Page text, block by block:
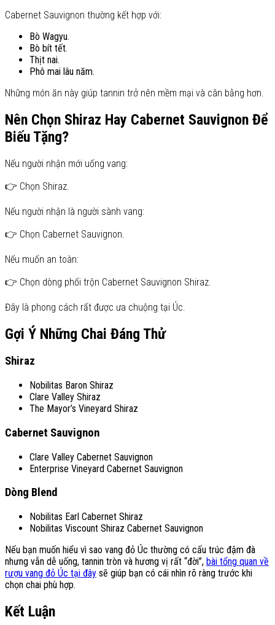
Cabernet Sauvignon thường kết hợp với:
Bò Wagyu.
Bò bít tết.
Thịt nai.
Phô mai lâu năm.
Những món ăn này giúp tannin trở nên mềm mại và cân bằng hơn.
Nên Chọn Shiraz Hay Cabernet Sauvignon Để
Biếu Tặng?
Nếu người nhận mới uống vang:
👉 Chọn Shiraz.
Nếu người nhận là người sành vang:
👉 Chọn Cabernet Sauvignon.
Nếu muốn an toàn:
👉 Chọn dòng phối trộn Cabernet Sauvignon Shiraz.
Đây là phong cách rất được ưa chuộng tại Úc.
Gợi Ý Những Chai Đáng Thử
Shiraz
Nobilitas Baron Shiraz
Clare Valley Shiraz
The Mayor’s Vineyard Shiraz
Cabernet Sauvignon
Clare Valley Cabernet Sauvignon
Enterprise Vineyard Cabernet Sauvignon
Dòng Blend
Nobilitas Earl Cabernet Shiraz
Nobilitas Viscount Shiraz Cabernet Sauvignon
Nếu bạn muốn hiểu vì sao vang đỏ Úc thường có cấu trúc đậm đà
nhưng vẫn dễ uống, tannin tròn và hương vị rất “đời”, bài tổng quan về
rượu vang đỏ Úc tại đây sẽ giúp bạn có cái nhìn rõ ràng trước khi
chọn chai phù hợp.
Kết Luận